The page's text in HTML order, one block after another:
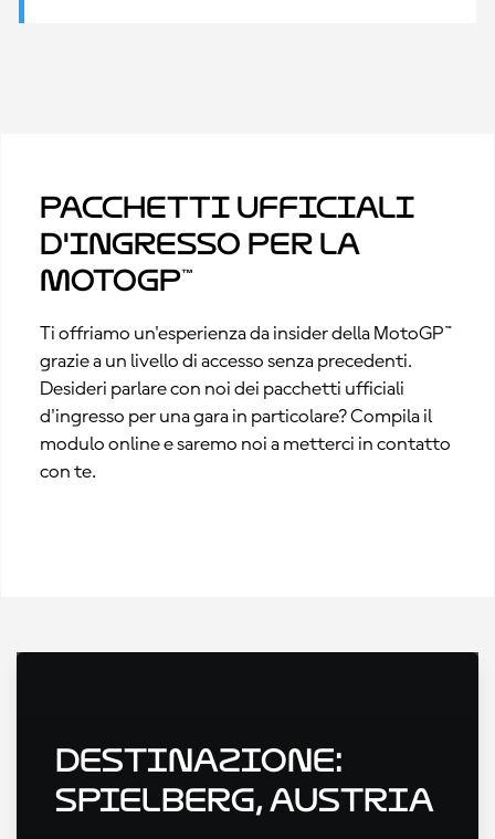
Pacchetti ufficiali
d'ingresso per la
MotoGP™
Ti offriamo un'esperienza da insider della MotoGP™
grazie a un livello di accesso senza precedenti.
Desideri parlare con noi dei pacchetti ufficiali
d'ingresso per una gara in particolare? Compila il
modulo online e saremo noi a metterci in contatto
con te.
Destinazione:
Spielberg, Austria